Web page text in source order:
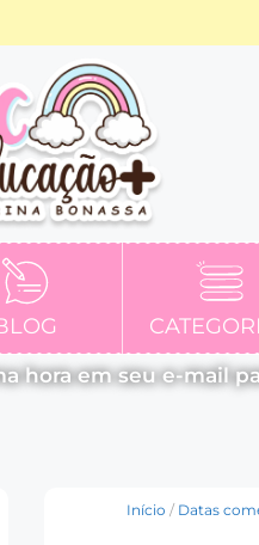
hora em seu e-mail
Início / Datas